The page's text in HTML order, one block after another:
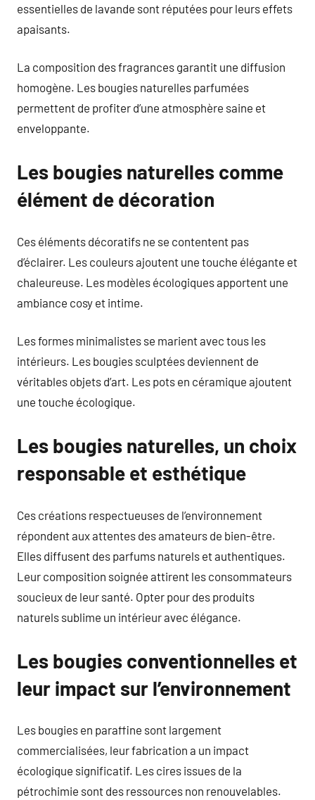
essentielles de lavande sont réputées pour leurs effets
apaisants.
La composition des fragrances garantit une diffusion
homogène. Les bougies naturelles parfumées
permettent de profiter d’une atmosphère saine et
enveloppante.
Les bougies naturelles comme
élément de décoration
Ces éléments décoratifs ne se contentent pas
d’éclairer. Les couleurs ajoutent une touche élégante et
chaleureuse. Les modèles écologiques apportent une
ambiance cosy et intime.
Les formes minimalistes se marient avec tous les
intérieurs. Les bougies sculptées deviennent de
véritables objets d’art. Les pots en céramique ajoutent
une touche écologique.
Les bougies naturelles, un choix
responsable et esthétique
Ces créations respectueuses de l’environnement
répondent aux attentes des amateurs de bien-être.
Elles diffusent des parfums naturels et authentiques.
Leur composition soignée attirent les consommateurs
soucieux de leur santé. Opter pour des produits
naturels sublime un intérieur avec élégance.
Les bougies conventionnelles et
leur impact sur l’environnement
Les bougies en paraffine sont largement
commercialisées, leur fabrication a un impact
écologique significatif. Les cires issues de la
pétrochimie sont des ressources non renouvelables.